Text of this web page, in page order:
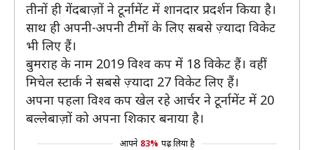
तीनों ही गेंदबाज़ों ने टूर्नामेंट में शानदार प्रदर्शन किया है।
साथ ही अपनी-अपनी टीमों के लिए सबसे ज़्यादा विकेट
भी लिए हैं।
बुमराह के नाम 2019 विश्व कप में 18 विकेट हैं। वहीं
मिचेल स्टार्क ने सबसे ज़्यादा 27 विकेट लिए हैं।
अपना पहला विश्व कप खेल रहे आर्चर ने टूर्नामेंट में 20
बल्लेबाज़ों को अपना शिकार बनाया है।
आपने 83% पढ़ लिया है